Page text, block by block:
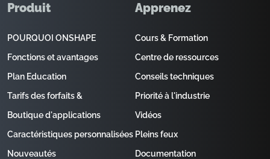
Produit
POURQUOI ONSHAPE
Fonctions et avantages
Plan Education
Tarifs des forfaits &
Boutique d'applications
Caractéristiques personnalisées
Nouveautés
Apprenez
Cours & Formation
Centre de ressources
Conseils techniques
Priorité à l'industrie
Vidéos
Pleins feux
Documentation